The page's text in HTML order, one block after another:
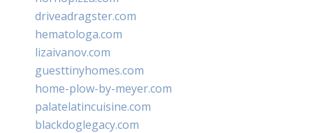
driveadragster.com
hematologa.com
lizaivanov.com
guesttinyhomes.com
home-plow-by-meyer.com
palatelatincuisine.com
blackdoglegacy.com